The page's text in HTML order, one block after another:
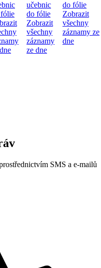
učebnic
do fólie
Zobrazit
všechny
záznamy
ze dne
do fólie
Zobrazit
všechny
záznamy ze
dne
SMS a e-mailů